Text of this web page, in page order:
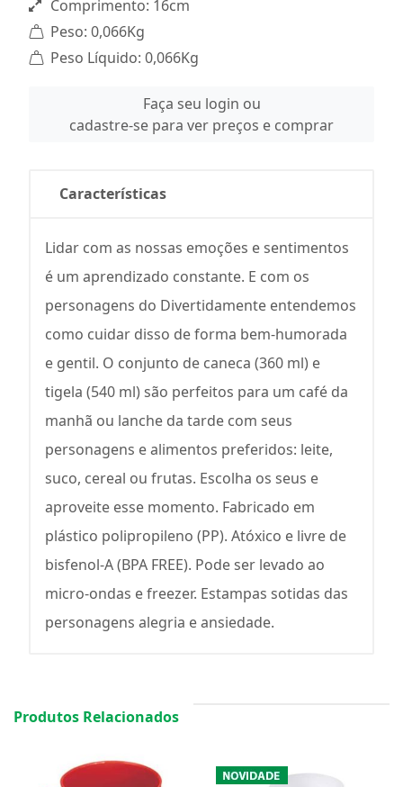
Comprimento: 16cm
Peso: 0,066Kg
Peso Líquido: 0,066Kg
Faça seu login ou
cadastre-se para ver preços e comprar
Características
Lidar com as nossas emoções e sentimentos
é um aprendizado constante. E com os
personagens do Divertidamente entendemos
como cuidar disso de forma bem-humorada
e gentil. O conjunto de caneca (360 ml) e
tigela (540 ml) são perfeitos para um café da
manhã ou lanche da tarde com seus
personagens e alimentos preferidos: leite,
suco, cereal ou frutas. Escolha os seus e
aproveite esse momento. Fabricado em
plástico polipropileno (PP). Atóxico e livre de
bisfenol-A (BPA FREE). Pode ser levado ao
micro-ondas e freezer. Estampas sotidas das
personagens alegria e ansiedade.
Produtos Relacionados